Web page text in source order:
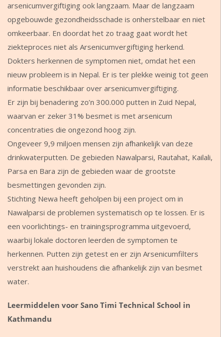
arsenicumvergiftiging ook langzaam. Maar de langzaam
opgebouwde gezondheidsschade is onherstelbaar en niet
omkeerbaar. En doordat het zo traag gaat wordt het
ziekteproces niet als Arsenicumvergiftiging herkend.
Dokters herkennen de symptomen niet, omdat het een
nieuw probleem is in Nepal. Er is ter plekke weinig tot geen
informatie beschikbaar over arsenicumvergiftiging.
Er zijn bij benadering zo’n 300.000 putten in Zuid Nepal,
waarvan er zeker 31% besmet is met arsenicum
concentraties die ongezond hoog zijn.
Ongeveer 9,9 miljoen mensen zijn afhankelijk van deze
drinkwaterputten. De gebieden Nawalparsi, Rautahat, Kailali,
Parsa en Bara zijn de gebieden waar de grootste
besmettingen gevonden zijn.
Stichting Newa heeft geholpen bij een project om in
Nawalparsi de problemen systematisch op te lossen. Er is
een voorlichtings- en trainingsprogramma uitgevoerd,
waarbij lokale doctoren leerden de symptomen te
herkennen. Putten zijn getest en er zijn Arsenicumfilters
verstrekt aan huishoudens die afhankelijk zijn van besmet
water.
Leermiddelen voor Sano Timi Technical School in
Kathmandu